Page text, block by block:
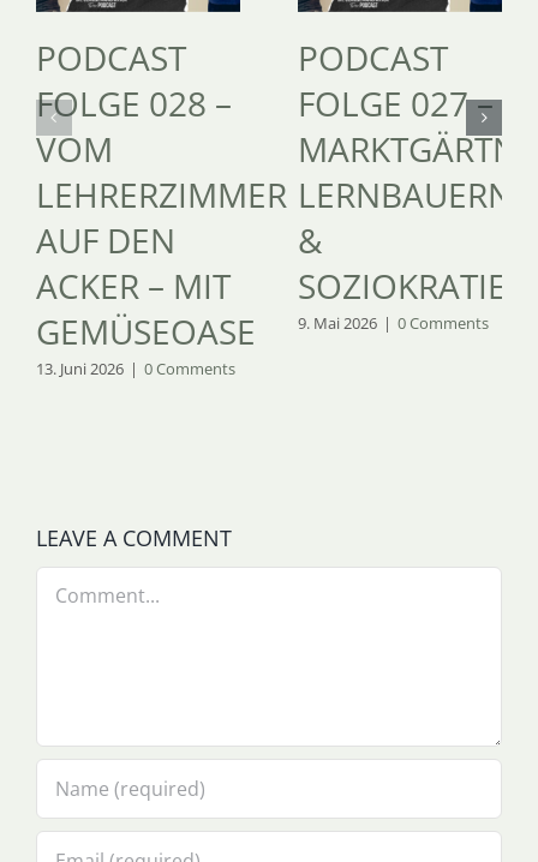
PODCAST
FOLGE 028 –
VOM
LEHRERZIMMER
AUF DEN
ACKER – MIT
GEMÜSEOASE
13. Juni 2026 | 0 Comments
PODCAST
FOLGE 027 –
&
SOZIOKRATIE
9. Mai 2026 | 0 Comments
LEAVE A COMMENT
Comment